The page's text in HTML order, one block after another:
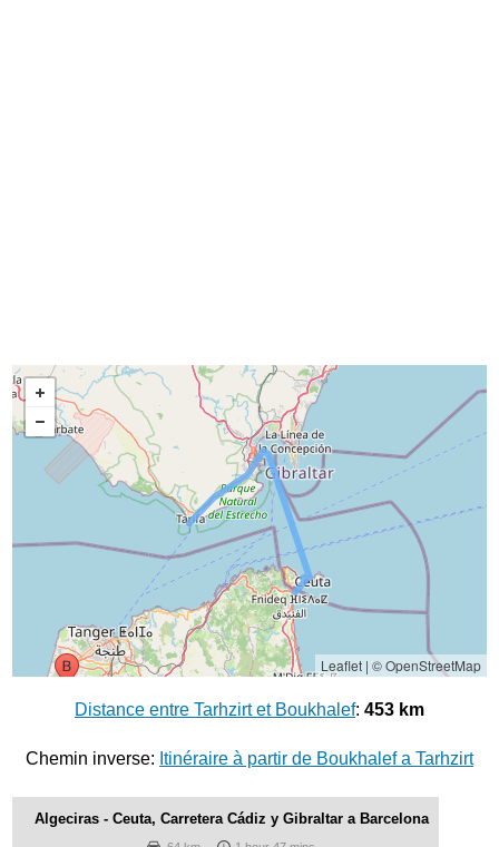
Leaflet| © OpenStreetMap
Distance entre Tarhzirt et Boukhalef: 453 km
Chemin inverse: Itinéraire à partir de Boukhalef a Tarhzirt
Algeciras - Ceuta, Carretera Cádiz y Gibraltar a Barcelona